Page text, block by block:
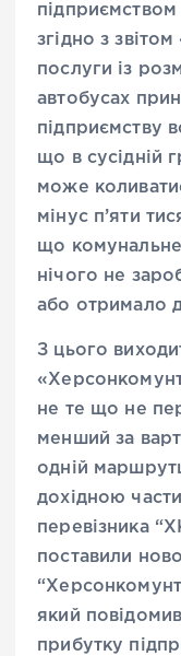
згідно з
послуги із
автобусах
підприємству
що в сусідній
може
мінус п’яти
що комунальне
нічого не
або отримало
З цього
не те що не
менший за
одній
дохідною
перевізника
поставили
який
прибутку